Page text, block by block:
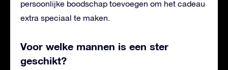
persoonlijke boodschap toevoegen om het cadeau
extra speciaal te maken.
Voor welke mannen is een ster
geschikt?